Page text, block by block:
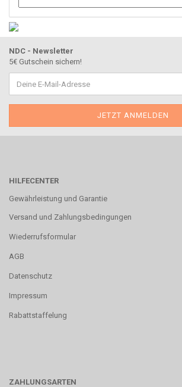
NDC - Newsletter
5€ Gutschein sichern!
HILFECENTER
Gewährleistung und Garantie
Versand und Zahlungsbedingungen
Wiederrufsformular
AGB
Datenschutz
Impressum
Rabattstaffelung
ZAHLUNGSARTEN